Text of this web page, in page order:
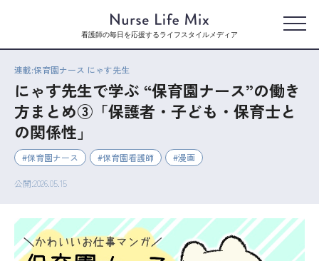
看護師の毎日を応援するライフスタイルメディア
連載:保育園ナース にゃす先生
にゃす先生で学ぶ “保育園ナース”の働き
方まとめ③「保護者・子ども・保育士と
の関係性」
保育園ナース 保育園看護師 漫画
公開:2026.05.15